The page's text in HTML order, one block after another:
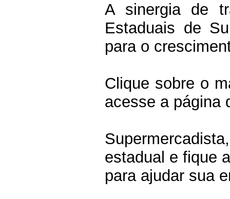
A sinergia de
Estaduais de
para o
Clique sobre o
acesse a página
estadual e fique
para ajudar sua